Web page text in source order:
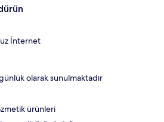
İnternet
olarak sunulmaktadır
ürünleri